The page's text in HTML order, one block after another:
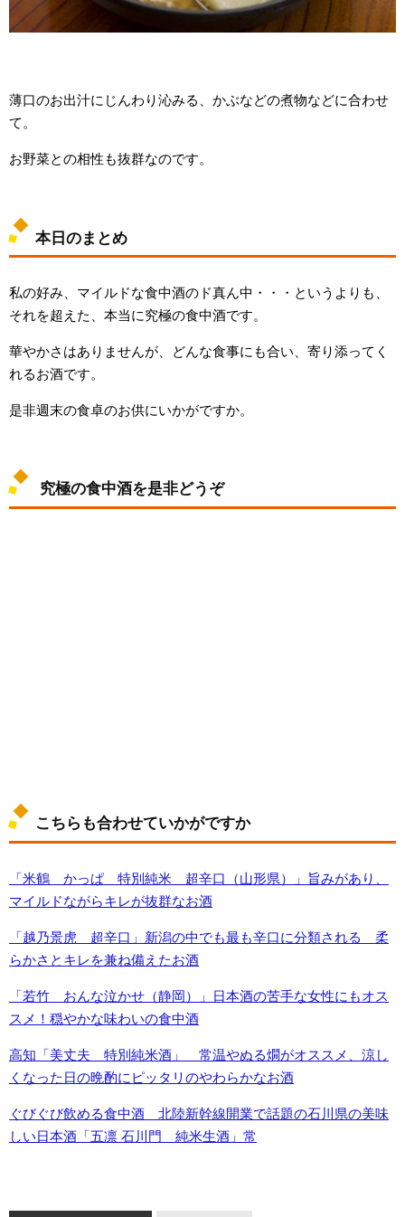
薄口のお出汁にじんわり沁みる、かぶなどの煮物などに合わせ
て。
お野菜との相性も抜群なのです。
本日のまとめ
私の好み、マイルドな食中酒のド真ん中・・・というよりも、
それを超えた、本当に究極の食中酒です。
華やかさはありませんが、どんな食事にも合い、寄り添ってく
れるお酒です。
是非週末の食卓のお供にいかがですか。
究極の食中酒を是非どうぞ
こちらも合わせていかがですか
「米鶴 かっぱ 特別純米 超辛口（山形県）」旨みがあり、
マイルドながらキレが抜群なお酒
「越乃景虎 超辛口」新潟の中でも最も辛口に分類される 柔
らかさとキレを兼ね備えたお酒
「若竹 おんな泣かせ（静岡）」日本酒の苦手な女性にもオス
スメ！穏やかな味わいの食中酒
高知「美丈夫 特別純米酒」 常温やぬる燗がオススメ、涼し
くなった日の晩酌にピッタリのやわらかなお酒
ぐびぐび飲める食中酒 北陸新幹線開業で話題の石川県の美味
しい日本酒「五凛 石川門 純米生酒」常